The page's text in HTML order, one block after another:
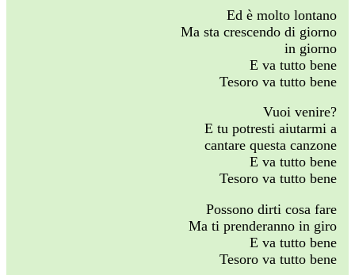
Ed è molto lontano
Ma sta crescendo di giorno
in giorno
E va tutto bene
Tesoro va tutto bene
Vuoi venire?
E tu potresti aiutarmi a
cantare questa canzone
E va tutto bene
Tesoro va tutto bene
Possono dirti cosa fare
Ma ti prenderanno in giro
E va tutto bene
Tesoro va tutto bene